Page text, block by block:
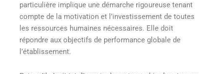
particulière implique une démarche rigoureuse tenant
compte de la motivation et l’investissement de toutes
les ressources humaines nécessaires. Elle doit
répondre aux objectifs de performance globale de
l’établissement.